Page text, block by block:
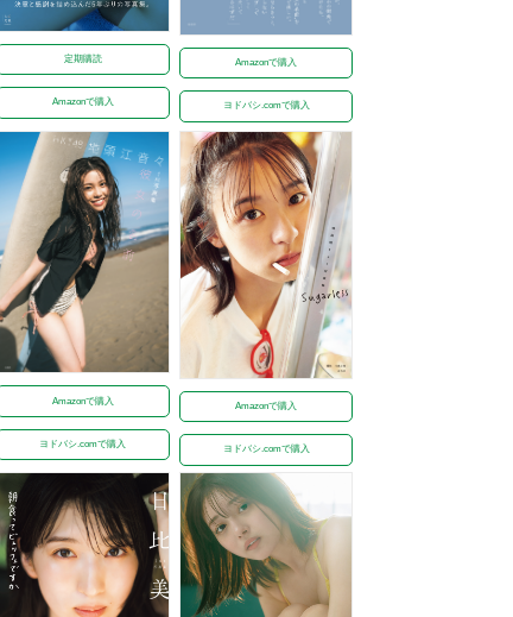
定期購読
Amazonで購入
Amazonで購入
ヨドバシ.comで購入
Amazonで購入
ヨドバシ.comで購入
Amazonで購入
ヨドバシ.comで購入